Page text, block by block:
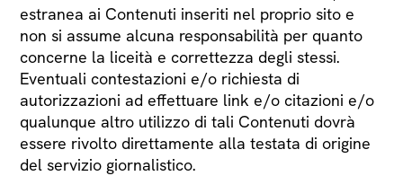
estranea ai Contenuti inseriti nel proprio sito e
non si assume alcuna responsabilità per quanto
concerne la liceità e correttezza degli stessi.
Eventuali contestazioni e/o richiesta di
autorizzazioni ad effettuare link e/o citazioni e/o
qualunque altro utilizzo di tali Contenuti dovrà
essere rivolto direttamente alla testata di origine
del servizio giornalistico.